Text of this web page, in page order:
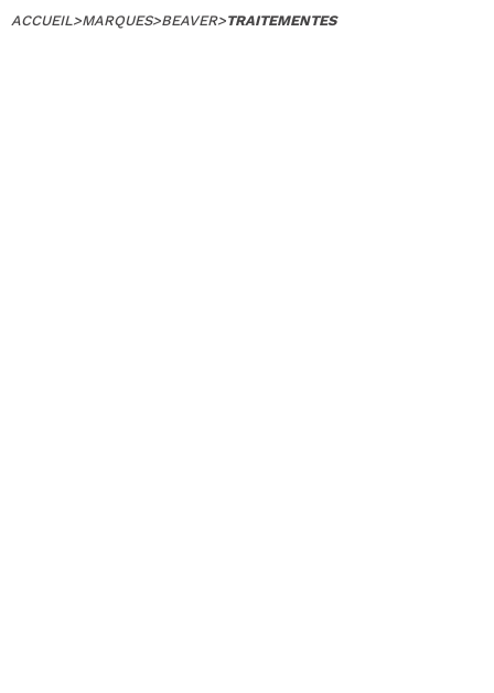
ACCUEIL>MARQUES>BEAVER>TRAITEMENTES